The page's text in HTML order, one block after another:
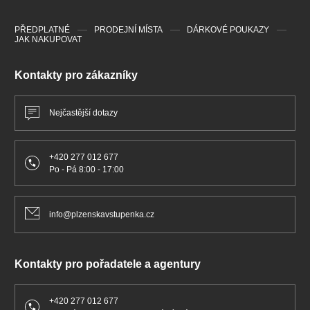
Kontakty pro zákazníky
Nejčastější dotazy
+420 277 012 677
Po - Pá 8:00 - 17:00
info@plzenskavstupenka.cz
Kontakty pro pořadatele a agentury
+420 277 012 677
PŘEDPLATNÉ PRODEJNÍ MÍSTA
DÁRKOVÉ POUKAZY
JAK NAKUPOVAT